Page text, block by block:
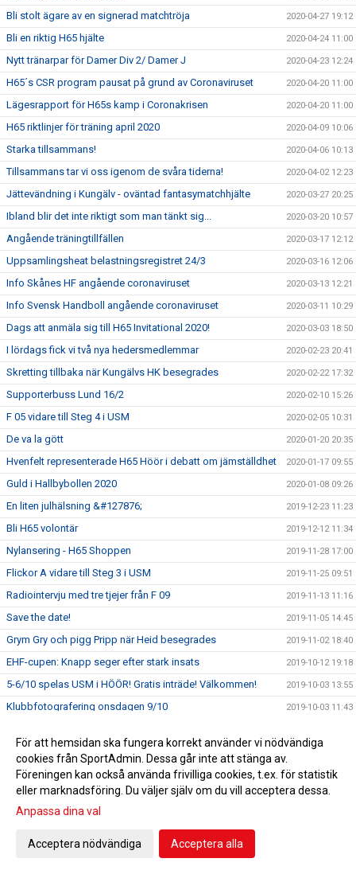
Bli stolt ägare av en signerad matchtröja 2020-04-27 19:12
Bli en riktig H65 hjälte 2020-04-24 11:00
Nytt tränarpar för Damer Div 2/ Damer J 2020-04-23 12:24
H65´s CSR program pausat på grund av Coronaviruset 2020-04-20 11:00
Lägesrapport för H65s kamp i Coronakrisen 2020-04-20 11:00
H65 riktlinjer för träning april 2020 2020-04-09 10:06
Starka tillsammans! 2020-04-06 10:13
Tillsammans tar vi oss igenom de svåra tiderna! 2020-04-02 12:23
Jättevändning i Kungälv - oväntad fantasymatchhjälte 2020-03-27 20:25
Ibland blir det inte riktigt som man tänkt sig... 2020-03-20 10:57
Angående träningtillfällen 2020-03-17 12:12
Uppsamlingsheat belastningsregistret 24/3 2020-03-16 12:06
Info Skånes HF angående coronaviruset 2020-03-13 12:21
Info Svensk Handboll angående coronaviruset 2020-03-11 10:29
Dags att anmäla sig till H65 Invitational 2020! 2020-03-03 18:50
I lördags fick vi två nya hedersmedlemmar 2020-02-23 20:41
Skretting tillbaka när Kungälvs HK besegrades 2020-02-22 17:32
Supporterbuss Lund 16/2 2020-02-10 15:26
F 05 vidare till Steg 4 i USM 2020-02-05 10:31
De va la gött 2020-01-20 20:35
Hvenfelt representerade H65 Höör i debatt om jämställdhet 2020-01-17 09:55
Guld i Hallbybollen 2020 2020-01-08 09:26
En liten julhälsning &#127876; 2019-12-23 11:23
Bli H65 volontär 2019-12-12 11:34
Nylansering - H65 Shoppen 2019-11-28 17:00
Flickor A vidare till Steg 3 i USM 2019-11-25 09:51
Radiointervju med tre tjejer från F 09 2019-11-13 11:16
Save the date! 2019-11-05 14:45
Grym Gry och pigg Pripp när Heid besegrades 2019-11-02 18:40
EHF-cupen: Knapp seger efter stark insats 2019-10-12 19:18
5-6/10 spelas USM i HÖÖR! Gratis inträde! Välkommen! 2019-10-03 13:55
Klubbfotografering onsdagen 9/10 2019-10-03 11:43
HSK 13/14 2019-10-02 10:25
Handbollen ställer upp 1 000 000 gånger 2019-09-09 12:55
Klubbfotografering 9 oktober 2019-08-16 10:59
Förtydligande om ansvarsfördelning
H65-familjen söker ledare
För att hemsidan ska fungera korrekt använder vi nödvändiga
cookies från SportAdmin. Dessa går inte att stänga av.
Föreningen kan också använda frivilliga cookies, t.ex. för statistik
eller marknadsföring. Du väljer själv om du vill acceptera dessa.
Anpassa dina val
Acceptera nödvändiga Acceptera alla